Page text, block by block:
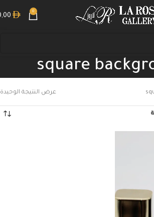
0
square
عرض النتيجة الوحيدة